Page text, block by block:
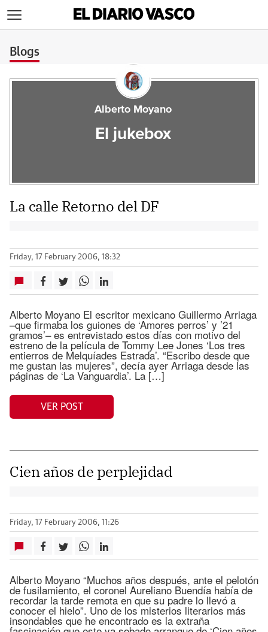
Blogs
Alberto Moyano
El jukebox
La calle Retorno del DF
Friday, 17 February 2006, 18:32
Alberto Moyano El escritor mexicano Guillermo Arriaga
–que firmaba los guiones de ‘Amores perros’ y ’21
gramos’– es entrevistado estos días con motivo del
estreno de la película de Tommy Lee Jones ‘Los tres
entierros de Melquíades Estrada’. “Escribo desde que
me gustan las mujeres”, decía ayer Arriaga desde las
páginas de ‘La Vanguardia’. La […]
VER POST
Cien años de perplejidad
Friday, 17 February 2006, 11:26
Alberto Moyano “Muchos años después, ante el pelotón
de fusilamiento, el coronel Aureliano Buendía había de
recordar la tarde remota en que su padre lo llevó a
conocer el hielo”. Uno de los misterios literarios más
insondables que he encontrado es la extraña